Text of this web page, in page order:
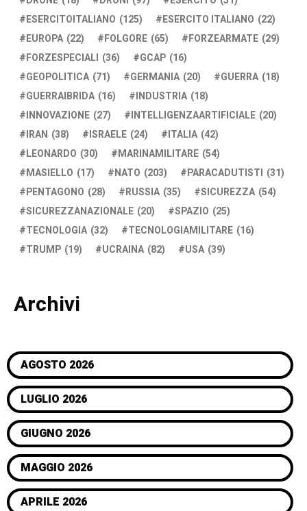
ESERCITOITALIANO (125) ESERCITO ITALIANO (22)
EUROPA (22) FOLGORE (65) FORZEARMATE (29)
FORZESPECIALI (36) GCAP (16)
GEOPOLITICA (71) GERMANIA (20) GUERRA (18)
GUERRAIBRIDA (16) INDUSTRIA (18)
INNOVAZIONE (27) INTELLIGENZAARTIFICIALE (20)
IRAN (38) ISRAELE (24) ITALIA (42)
LEONARDO (30) MARINAMILITARE (54)
MASIELLO (17) NATO (203) PARACADUTISTI (31)
PENTAGONO (28) RUSSIA (35) SICUREZZA (54)
SICUREZZANAZIONALE (20) SPAZIO (25)
TECNOLOGIA (32) TECNOLOGIAMILITARE (16)
TRUMP (19) UCRAINA (82) USA (39)
Archivi
AGOSTO 2026
LUGLIO 2026
GIUGNO 2026
MAGGIO 2026
APRILE 2026